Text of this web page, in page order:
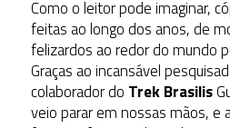
Como o leitor pode imaginar,
feitas ao longo dos anos, de
felizardos ao redor do mundo
Graças ao incansável
colaborador do Trek Brasilis
veio parar em nossas mãos, e